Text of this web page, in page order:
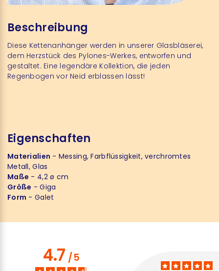
Beschreibung
Diese Kettenanhänger werden in unserer Glasbläserei,
dem Herzstück des Pylones-Werkes, entworfen und
gestaltet. Eine legendäre Kollektion, die jeden
Regenbogen vor Neid erblassen lässt!
Eigenschaften
Materialien - Messing, Farbflüssigkeit, verchromtes
Metall, Glas
Maße - 4,2 ø cm
Größe - Giga
Form - Galet
4.7/5